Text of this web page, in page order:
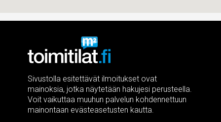
Sivustolla esitettävät ilmoitukset ovat
mainoksia, jotka näytetään hakujesi perusteella.
Voit vaikuttaa muuhun palvelun kohdennettuun
mainontaan evästeasetusten kautta.